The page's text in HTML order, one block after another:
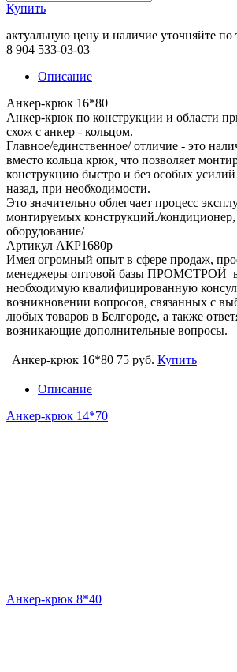
Купить
актуальную цену и наличие уточняйте по
8 904 533-03-03
Описание
Анкер-крюк 16*80
Анкер-крюк по конструкции и области
схож с анкер - кольцом.
Главное/единственное/ отличие - это
вместо кольца крюк, что позволяет
конструкцию быстро и без особых усилий
назад, при необходимости.
Это значительно облегчает процесс
монтируемых конструкций./
оборудование/
Артикул АКР1680р
Имея огромный опыт в сфере продаж,
менеджеры оптовой базы ПРОМСТРОЙ
необходимую квалифицированную
возникновении вопросов, связанных с
любых товаров в Белгороде, а также
возникающие дополнительные вопросы.
Анкер-крюк 16*80 75 руб. Купить
Описание
Анкер-крюк 14*70
Анкер-крюк 8*40